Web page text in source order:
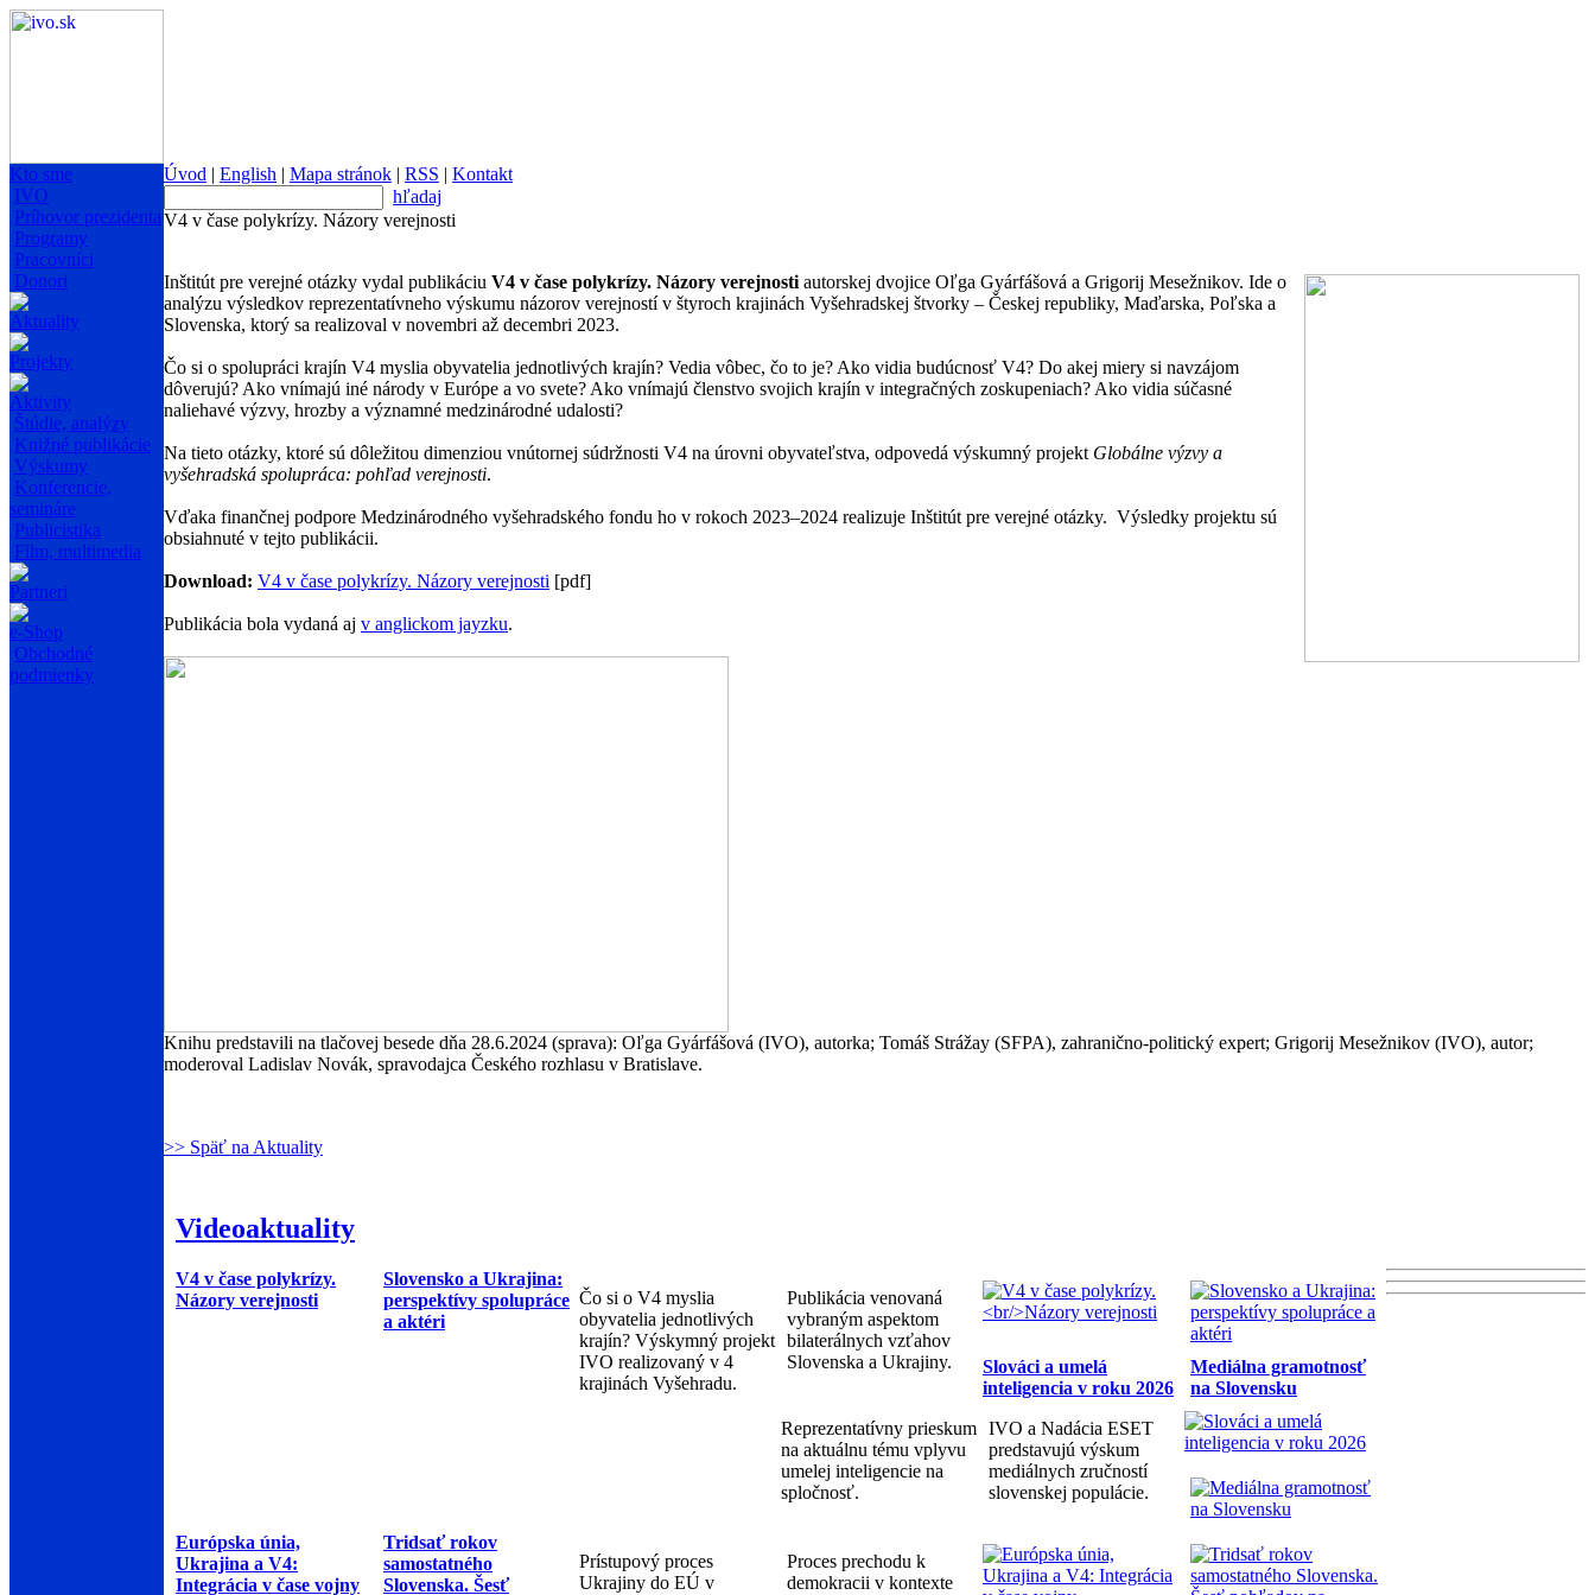
Kto sme
IVO
Príhovor prezidenta
Programy
Pracovníci
Donori
Aktuality
Projekty
Aktivity
Štúdie, analýzy
Knižné publikácie
Výskumy
Konferencie,
semináre
Publicistika
Film, multimedia
Partneri
e-Shop
Obchodné
podmienky
Úvod | English | Mapa stránok | RSS | Kontakt
hľadaj
V4 v čase polykrízy. Názory verejnosti
Inštitút pre verejné otázky vydal publikáciu V4 v čase polykrízy. Názory verejnosti autorskej dvojice Oľga Gyárfášová a Grigorij Mesežnikov. Ide o
analýzu výsledkov reprezentatívneho výskumu názorov verejností v štyroch krajinách Vyšehradskej štvorky – Českej republiky, Maďarska, Poľska a
Slovenska, ktorý sa realizoval v novembri až decembri 2023.
Čo si o spolupráci krajín V4 myslia obyvatelia jednotlivých krajín? Vedia vôbec, čo to je? Ako vidia budúcnosť V4? Do akej miery si navzájom
dôverujú? Ako vnímajú iné národy v Európe a vo svete? Ako vnímajú členstvo svojich krajín v integračných zoskupeniach? Ako vidia súčasné
naliehavé výzvy, hrozby a významné medzinárodné udalosti?
Na tieto otázky, ktoré sú dôležitou dimenziou vnútornej súdržnosti V4 na úrovni obyvateľstva, odpovedá výskumný projekt Globálne výzvy a
vyšehradská spolupráca: pohľad verejnosti.
Vďaka finančnej podpore Medzinárodného vyšehradského fondu ho v rokoch 2023–2024 realizuje Inštitút pre verejné otázky. Výsledky projektu sú
obsiahnuté v tejto publikácii.
Download: V4 v čase polykrízy. Názory verejnosti [pdf]
Publikácia bola vydaná aj v anglickom jayzku.
Knihu predstavili na tlačovej besede dňa 28.6.2024 (sprava): Oľga Gyárfášová (IVO), autorka; Tomáš Strážay (SFPA), zahranično-politický expert; Grigorij Mesežnikov (IVO), autor;
moderoval Ladislav Novák, spravodajca Českého rozhlasu v Bratislave.
>> Späť na Aktuality
Videoaktuality
V4 v čase polykrízy.
Názory verejnosti
Slovensko a Ukrajina:
perspektívy spolupráce
a aktéri
Čo si o V4 myslia
obyvatelia jednotlivých
krajín? Výskymný projekt
IVO realizovaný v 4
krajinách Vyšehradu.
Publikácia venovaná
vybraným aspektom
bilaterálnych vzťahov
Slovenska a Ukrajiny.
Slováci a umelá
inteligencia v roku 2026
Mediálna gramotnosť
na Slovensku
Reprezentatívny prieskum
na aktuálnu tému vplyvu
umelej inteligencie na
spločnosť.
IVO a Nadácia ESET
predstavujú výskum
mediálnych zručností
slovenskej populácie.
Európska únia,
Ukrajina a V4:
Integrácia v čase vojny
Tridsať rokov
samostatného
Slovenska. Šesť
Prístupový proces
Ukrajiny do EÚ v
Proces prechodu k
demokracii v kontexte